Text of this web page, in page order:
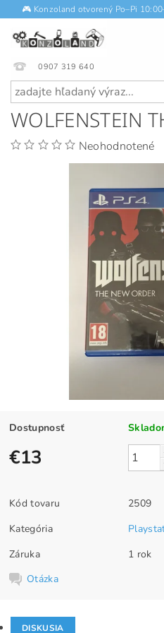
🎮 Konzoland otvorený Po–Pi
0907 319 640
WOLFENSTEIN
Neohodnotené
Dostupnosť
€13
Kód tovaru
2509
Kategória
Záruka
1 rok
Otázka
DISKUSIA